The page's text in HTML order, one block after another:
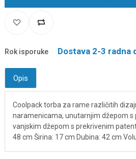
Rok isporuke Dostava 2-3 radna
Opis
Coolpack torba za rame različitih
naramenicama, unutarnjim džepom
vanjskim džepom s prekrivenim
48 cm Širina: 17 cm Dubina: 42 cm